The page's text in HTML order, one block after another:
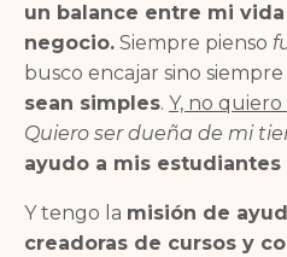
un balance entre mi
negocio. Siempre pienso
busco encajar sino
sean simples. Y, no
Quiero ser dueña de mi
ayudo a mis
Y tengo la misión de
creadoras de cursos y